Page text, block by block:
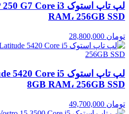
RAM، 256GB SSD
تومان
8GB RAM، 256GB SSD
تومان